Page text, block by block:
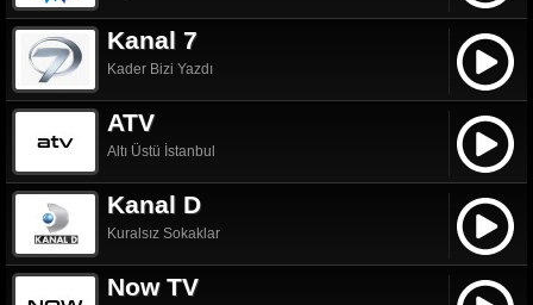
Kanal 7
Kader Bizi Yazdı
ATV
Altı Üstü İstanbul
Kanal D
Kuralsız Sokaklar
Now TV